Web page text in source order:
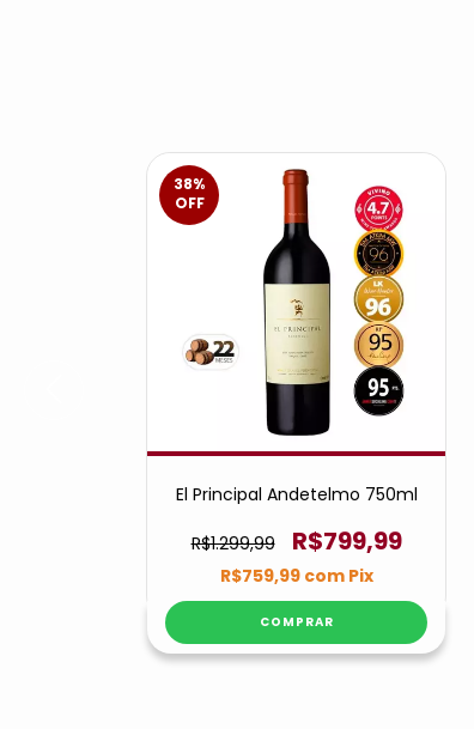
38%
OFF
El Principal Andetelmo 750ml
R$1.299,99 R$799,99
R$759,99 com Pix